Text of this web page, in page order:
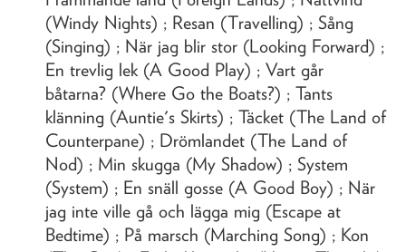
(Windy Nights) ; Resan (Travelling) ; Sång
(Singing) ; När jag blir stor (Looking Forward) ;
En trevlig lek (A Good Play) ; Vart går
båtarna? (Where Go the Boats?) ; Tants
klänning (Auntie's Skirts) ; Täcket (The Land of
Counterpane) ; Drömlandet (The Land of
Nod) ; Min skugga (My Shadow) ; System
(System) ; En snäll gosse (A Good Boy) ; När
jag inte ville gå och lägga mig (Escape at
Bedtime) ; På marsch (Marching Song) ; Kon